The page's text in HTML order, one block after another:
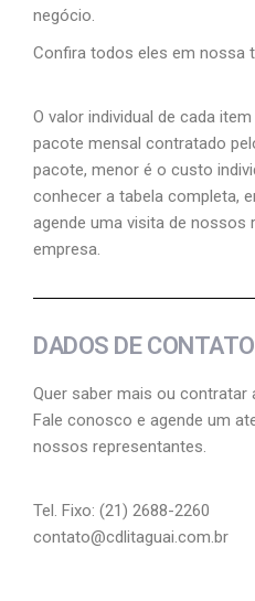
negócio.
Confira todos eles em nossa
O valor individual de cada
pacote mensal contratado
pacote, menor é o custo
conhecer a tabela completa,
agende uma visita de nossos
empresa.
DADOS DE CONTATO
Quer saber mais ou contratar
Fale conosco e agende um
nossos representantes.
Tel. Fixo: (21) 2688-2260
contato@cdlitaguai.com.br